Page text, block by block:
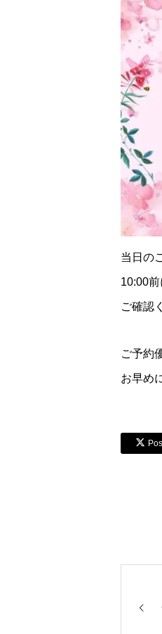
当日の
10:00前
ご確認
ご予約
お早め